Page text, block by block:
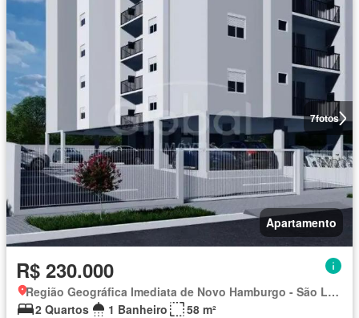
7fotos
Apartamento
R$ 230.000
Região Geográfica Imediata de Novo Hamburgo - São Leopoldo, Região Metropolitana de Porto Alegre
2 Quartos
1 Banheiro
58 m²